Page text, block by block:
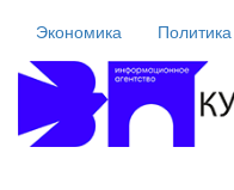
Экономика Политика